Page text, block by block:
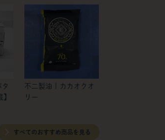
不二製油 | カカオクオ
リー
すべてのおすすめ商品を見る